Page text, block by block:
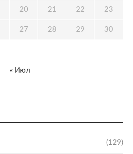
(129)
20 21 22 23
27 28 29 30
« Июл